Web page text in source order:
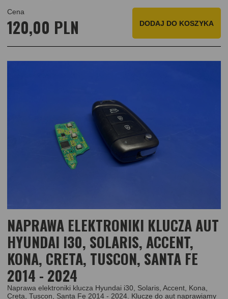
Cena
120,00 PLN DODAJ DO KOSZYKA
NAPRAWA ELEKTRONIKI KLUCZA AUT
HYUNDAI I30, SOLARIS, ACCENT,
KONA, CRETA, TUSCON, SANTA FE
2014 - 2024
Naprawa elektroniki klucza Hyundai i30, Solaris, Accent, Kona,
Creta, Tuscon, Santa Fe 2014 - 2024. Klucze do aut naprawiamy